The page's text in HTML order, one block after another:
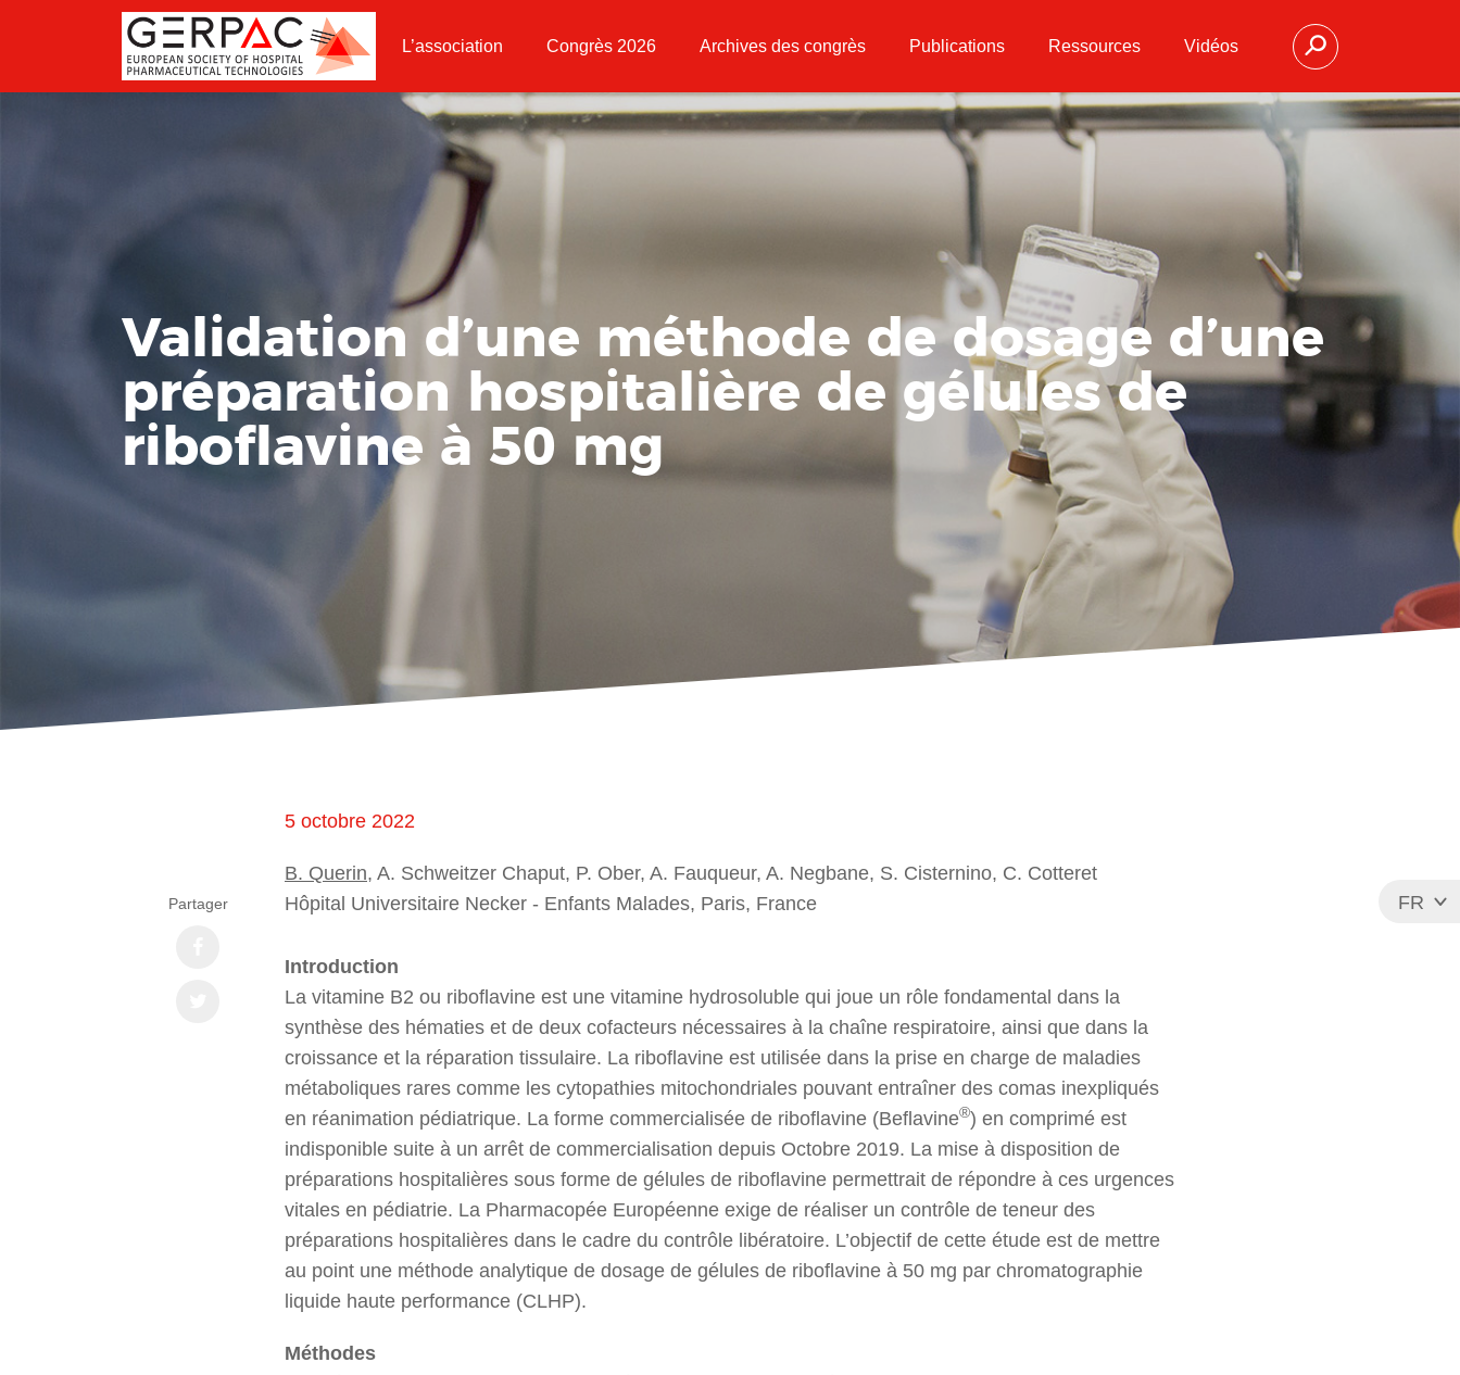
L’association Congrès 2026 Archives des congrès Publications Ressources Vidéos
FR
Validation d’une méthode de dosage d’une
préparation hospitalière de gélules de
riboflavine à 50 mg
5 octobre 2022
B. Querin, A. Schweitzer Chaput, P. Ober, A. Fauqueur, A. Negbane, S. Cisternino, C. Cotteret
Hôpital Universitaire Necker - Enfants Malades, Paris, France
Introduction
La vitamine B2 ou riboflavine est une vitamine hydrosoluble qui joue un rôle fondamental dans la
synthèse des hématies et de deux cofacteurs nécessaires à la chaîne respiratoire, ainsi que dans la
croissance et la réparation tissulaire. La riboflavine est utilisée dans la prise en charge de maladies
métaboliques rares comme les cytopathies mitochondriales pouvant entraîner des comas inexpliqués
en réanimation pédiatrique. La forme commercialisée de riboflavine (Beflavine®) en comprimé est
indisponible suite à un arrêt de commercialisation depuis Octobre 2019. La mise à disposition de
préparations hospitalières sous forme de gélules de riboflavine permettrait de répondre à ces urgences
vitales en pédiatrie. La Pharmacopée Européenne exige de réaliser un contrôle de teneur des
préparations hospitalières dans le cadre du contrôle libératoire. L’objectif de cette étude est de mettre
au point une méthode analytique de dosage de gélules de riboflavine à 50 mg par chromatographie
liquide haute performance (CLHP).
Méthodes
Partager